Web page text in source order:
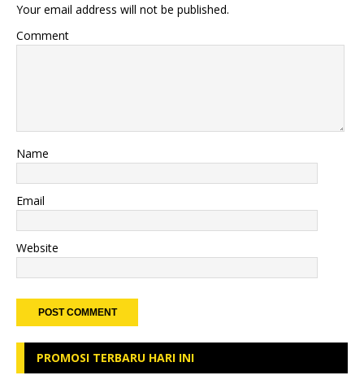
Your email address will not be published.
Comment
Name
Email
Website
PROMOSI TERBARU HARI INI